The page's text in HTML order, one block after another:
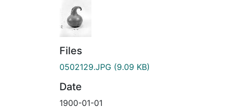
Files
0502129.JPG (9.09 KB)
Date
1900-01-01